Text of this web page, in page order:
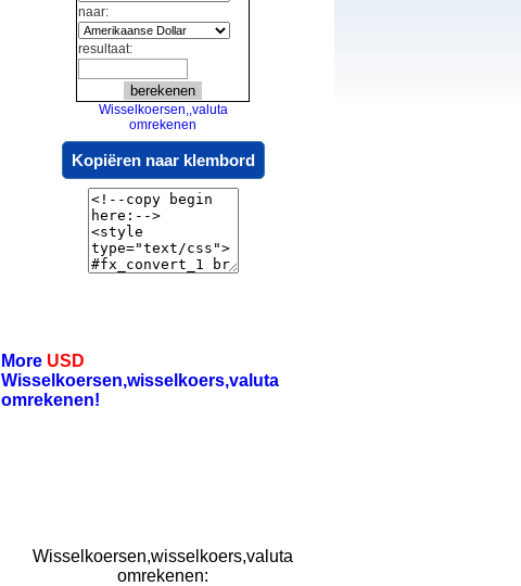
naar:
resultaat:
Wisselkoersen,,valuta
omrekenen
Kopiëren naar klembord
More USD
Wisselkoersen,wisselkoers,valuta
omrekenen!
Wisselkoersen,wisselkoers,valuta
omrekenen: